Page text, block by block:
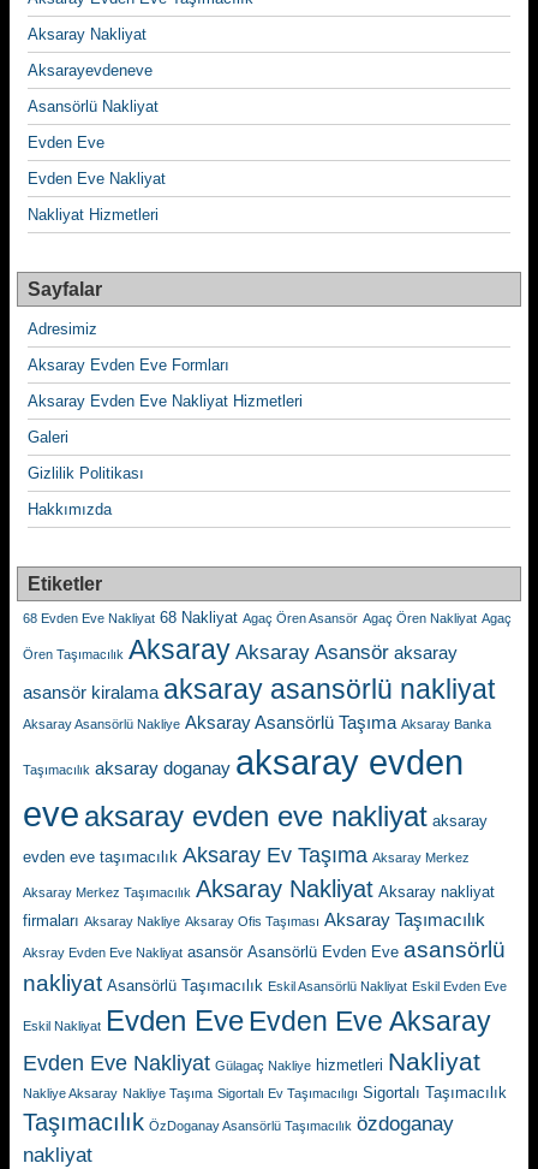
Aksaray Nakliyat
Aksarayevdeneve
Asansörlü Nakliyat
Evden Eve
Evden Eve Nakliyat
Nakliyat Hizmetleri
Sayfalar
Adresimiz
Aksaray Evden Eve Formları
Aksaray Evden Eve Nakliyat Hizmetleri
Galeri
Gizlilik Politikası
Hakkımızda
Etiketler
68 Evden Eve Nakliyat 68 Nakliyat Agaç Ören Asansör Agaç Ören Nakliyat Agaç
Ören Taşımacılık Aksaray Aksaray Asansör aksaray
asansör kiralama aksaray asansörlü nakliyat
Aksaray Asansörlü Nakliye Aksaray Asansörlü Taşıma Aksaray Banka
Taşımacılık aksaray doganay aksaray evden
eve aksaray evden eve nakliyat aksaray
evden eve taşımacılık Aksaray Ev Taşıma Aksaray Merkez
Aksaray Merkez Taşımacılık Aksaray Nakliyat Aksaray nakliyat
firmaları Aksaray Nakliye Aksaray Ofis Taşıması Aksaray Taşımacılık
Aksray Evden Eve Nakliyat asansör Asansörlü Evden Eve asansörlü
nakliyat Asansörlü Taşımacılık Eskil Asansörlü Nakliyat Eskil Evden Eve
Eskil Nakliyat Evden EveEvden Eve Aksaray
Evden Eve Nakliyat Gülagaç Nakliye hizmetleri Nakliyat
Nakliye Aksaray Nakliye Taşıma Sigortalı Ev Taşımacılıgı Sigortalı Taşımacılık
Taşımacılık ÖzDoganay Asansörlü Taşımacılık özdoganay
nakliyat